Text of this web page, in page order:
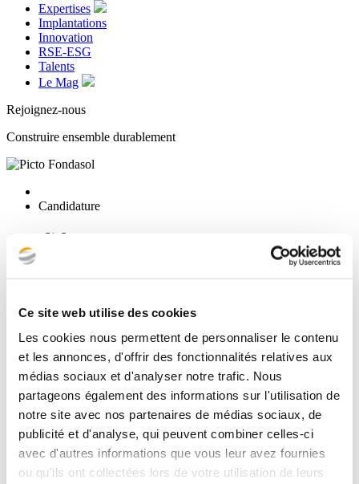
Ce site web utilise des cookies
Les cookies nous permettent de personnaliser le contenu
et les annonces, d'offrir des fonctionnalités relatives aux
médias sociaux et d'analyser notre trafic. Nous
partageons également des informations sur l'utilisation de
notre site avec nos partenaires de médias sociaux, de
publicité et d'analyse, qui peuvent combiner celles-ci
avec d'autres informations que vous leur avez fournies
ou qu'ils ont collectées lors de votre utilisation de leurs
Expertises
Implantations
Innovation
RSE-ESG
Talents
Le Mag
Rejoignez-nous
Construire ensemble durablement
Candidature
Candidature spontanée
•
Industrie
Energies
•
Concession (auto)routière
•
Concession réseaux
•
Maritime
•
Particuliers